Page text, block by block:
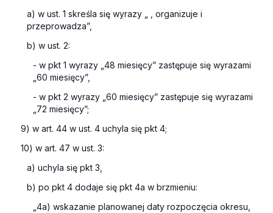
a) w ust. 1 skreśla się wyrazy „ , organizuje i
przeprowadza”,
b) w ust. 2:
- w pkt 1 wyrazy „48 miesięcy” zastępuje się wyrazami
„60 miesięcy”,
- w pkt 2 wyrazy „60 miesięcy” zastępuje się wyrazami
„72 miesięcy”;
9) w art. 44 w ust. 4 uchyla się pkt 4;
10) w art. 47 w ust. 3:
a) uchyla się pkt 3,
b) po pkt 4 dodaje się pkt 4a w brzmieniu:
„4a) wskazanie planowanej daty rozpoczęcia okresu,